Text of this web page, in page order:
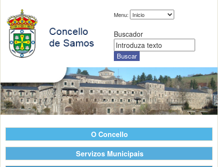
Menu:
Buscador
O Concello
Servizos Municipais